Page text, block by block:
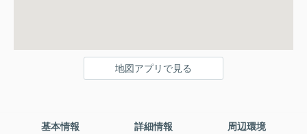
地図アプリで見る
基本情報 詳細情報 周辺環境